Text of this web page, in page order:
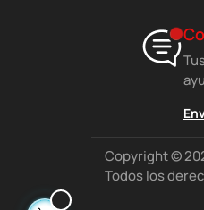
Copyright ©
Todos los